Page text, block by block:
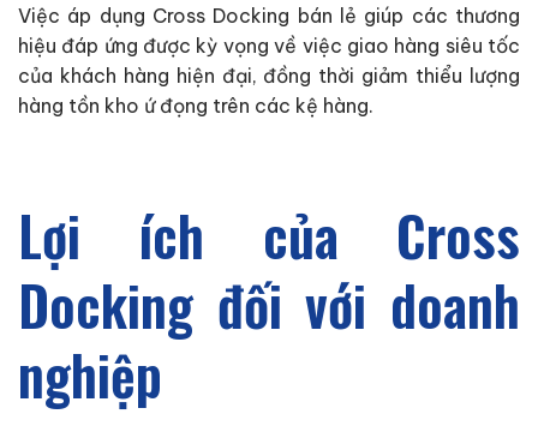
Việc áp dụng Cross Docking bán lẻ giúp các thương
hiệu đáp ứng được kỳ vọng về việc giao hàng siêu tốc
của khách hàng hiện đại, đồng thời giảm thiểu lượng
hàng tồn kho ứ đọng trên các kệ hàng.
Lợi ích của Cross
Docking đối với doanh
nghiệp